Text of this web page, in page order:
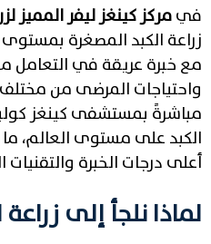
فيمركز كينغز ليفر المميز
زراعة الكبد المصغرة
مع خبرة عريقة في التعامل
واحتياجات المرضى من مختلف
مباشرةً بمستشفى كينغز
الكبد على مستوى العالم،
أعلى درجات الخبرة
لماذا نلجأ إلى